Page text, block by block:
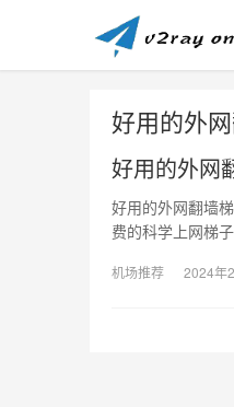
好用的外
好用的外网
好用的外网翻墙
费的科学上网梯
机场推荐 2024年